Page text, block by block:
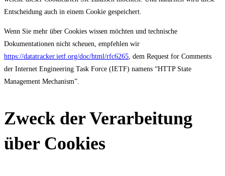
Entscheidung auch in einem Cookie gespeichert.
Wenn Sie mehr über Cookies wissen möchten und technische
Dokumentationen nicht scheuen, empfehlen wir
https://datatracker.ietf.org/doc/html/rfc6265, dem Request for Comments
der Internet Engineering Task Force (IETF) namens “HTTP State
Management Mechanism”.
Zweck der Verarbeitung
über Cookies